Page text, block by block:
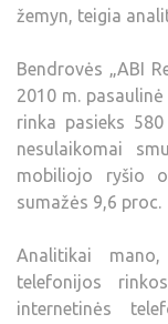
žemyn, teigia
Bendrovės „ABI
2010 m.
rinka pasieks
nesulaikomai
mobiliojo ryšio
sumažės 9,6 proc.
Analitikai
telefonijos
internetinės